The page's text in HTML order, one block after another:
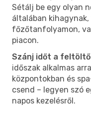
Sétálj be egy olyan
általában
főzőtanfolyamon,
piacon.
Szánj időt a
időszak alkalmas
központokban és
csend – legyen szó
napos kezelésről.